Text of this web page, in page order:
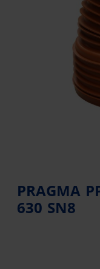
PRAGMA
630 SN8